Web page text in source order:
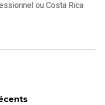
ou Costa Rica